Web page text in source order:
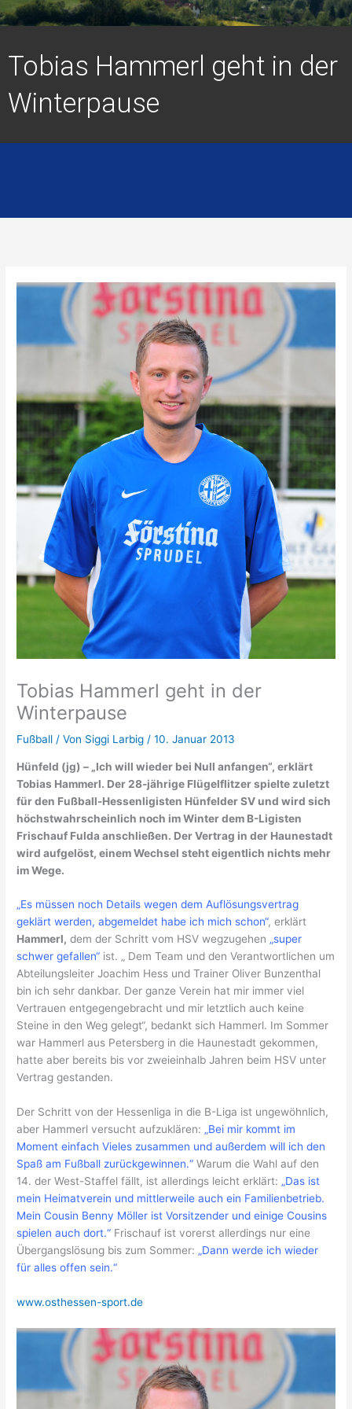
Tobias Hammerl geht in der
Winterpause
Tobias Hammerl geht in der
Winterpause
Fußball / Von Siggi Larbig /10. Januar 2013
Hünfeld (jg) – „Ich will wieder bei Null anfangen“, erklärt
Tobias Hammerl. Der 28-jährige Flügelflitzer spielte zuletzt
für den Fußball-Hessenligisten Hünfelder SV und wird sich
höchstwahrscheinlich noch im Winter dem B-Ligisten
Frischauf Fulda anschließen. Der Vertrag in der Haunestadt
wird aufgelöst, einem Wechsel steht eigentlich nichts mehr
im Wege.
„Es müssen noch Details wegen dem Auflösungsvertrag
geklärt werden, abgemeldet habe ich mich schon“, erklärt
Hammerl, dem der Schritt vom HSV wegzugehen „super
schwer gefallen“ ist. „ Dem Team und den Verantwortlichen um
Abteilungsleiter Joachim Hess und Trainer Oliver Bunzenthal
bin ich sehr dankbar. Der ganze Verein hat mir immer viel
Vertrauen entgegengebracht und mir letztlich auch keine
Steine in den Weg gelegt“, bedankt sich Hammerl. Im Sommer
war Hammerl aus Petersberg in die Haunestadt gekommen,
hatte aber bereits bis vor zweieinhalb Jahren beim HSV unter
Vertrag gestanden.
Der Schritt von der Hessenliga in die B-Liga ist ungewöhnlich,
aber Hammerl versucht aufzuklären: „Bei mir kommt im
Moment einfach Vieles zusammen und außerdem will ich den
Spaß am Fußball zurückgewinnen.“ Warum die Wahl auf den
14. der West-Staffel fällt, ist allerdings leicht erklärt: „Das ist
mein Heimatverein und mittlerweile auch ein Familienbetrieb.
Mein Cousin Benny Möller ist Vorsitzender und einige Cousins
spielen auch dort.“ Frischauf ist vorerst allerdings nur eine
Übergangslösung bis zum Sommer: „Dann werde ich wieder
für alles offen sein.“
www.osthessen-sport.de